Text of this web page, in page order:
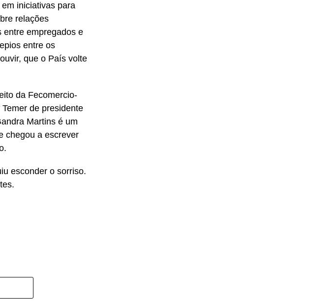
iniciativas para
relações
entre empregados e
entre os
que o País volte
da Fecomercio-
de presidente
Martins é um
chegou a escrever
esconder o sorriso.